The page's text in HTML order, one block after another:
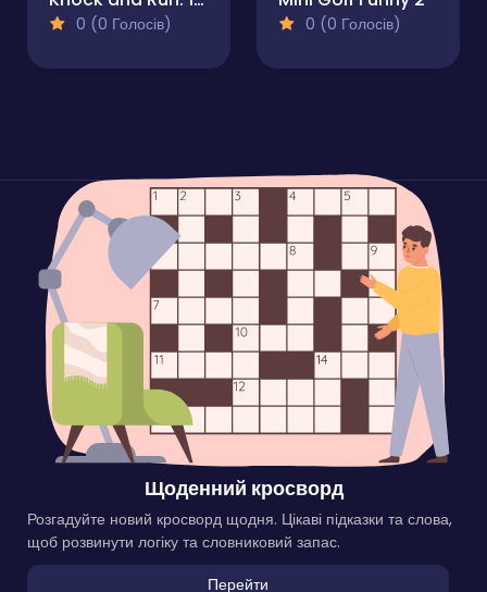
0 (0 Голосів) 0 (0 Голосів)
Щоденний кросворд
Розгадуйте новий кросворд щодня. Цікаві підказки та слова,
щоб розвинути логіку та словниковий запас.
Перейти